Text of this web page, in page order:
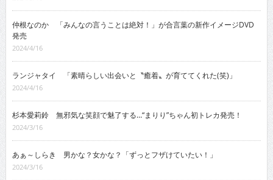
仲根なのか 「みんなの言うことは絶対！」が合言葉の新作イメージDVD
発売
2024/4/16
ランジャタイ 「素晴らしい出会いと〝癒着〟が育ててくれた(笑)」
2024/4/16
杉本愛莉鈴 無邪気な笑顔で魅了する…“まりり”ちゃん初トレカ発売！
2024/3/16
あぁ～しらき 男かな？女かな？「ずっとフザけていたい！」
2024/3/16